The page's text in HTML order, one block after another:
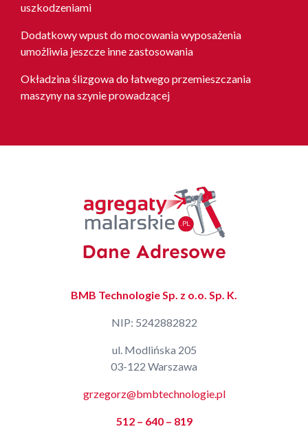
uszkodzeniami
Dodatkowy wpust do mocowania wyposażenia
umożliwia jeszcze inne zastosowania
Okładzina ślizgowa do łatwego przemieszczania
maszyny na szynie prowadzącej
Dane Adresowe
BMB Technologie Sp. z o.o. Sp. K.
NIP: 5242882822
ul. Modlińska 205
03-122 Warszawa
grzegorz@bmbtechnologie.pl
512 – 640 – 819